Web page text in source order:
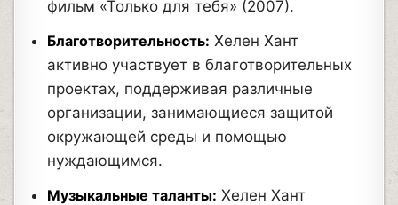
фильм «Только для тебя» (2007).
Благотворительность: Хелен Хант
активно участвует в благотворительных
проектах, поддерживая различные
организации, занимающиеся защитой
окружающей среды и помощью
нуждающимся.
Музыкальные таланты: Хелен Хант